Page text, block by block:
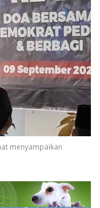
menyampaikan